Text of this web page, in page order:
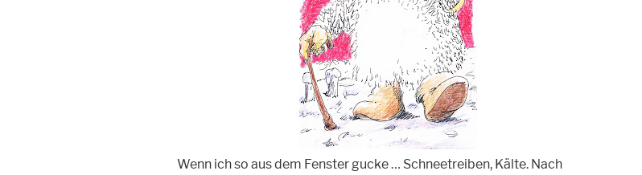
Wenn ich so aus dem Fenster gucke … Schneetreiben, Kälte. Nach